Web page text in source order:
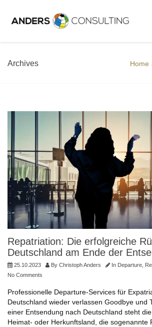
Archives Home
Repatriation: Die erfolgreiche
Deutschland am Ende der
25.10.2023 By Christoph Anders In Departure
No Comments
Professionelle Departure-Services für
Deutschland wieder verlassen Goodbye und
einer Entsendung nach Deutschland steht
Heimat- oder Herkunftsland, die sogenannte